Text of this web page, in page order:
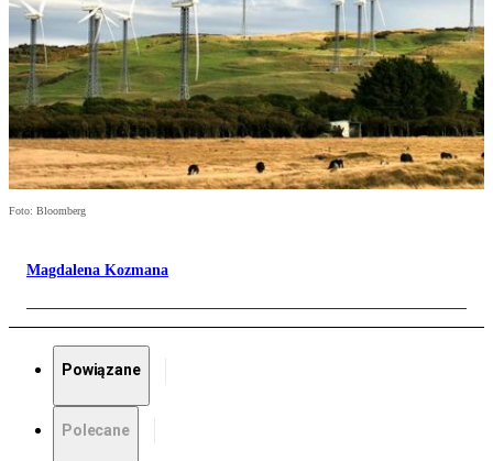
Foto: Bloomberg
Magdalena Kozmana
Powiązane
Polecane